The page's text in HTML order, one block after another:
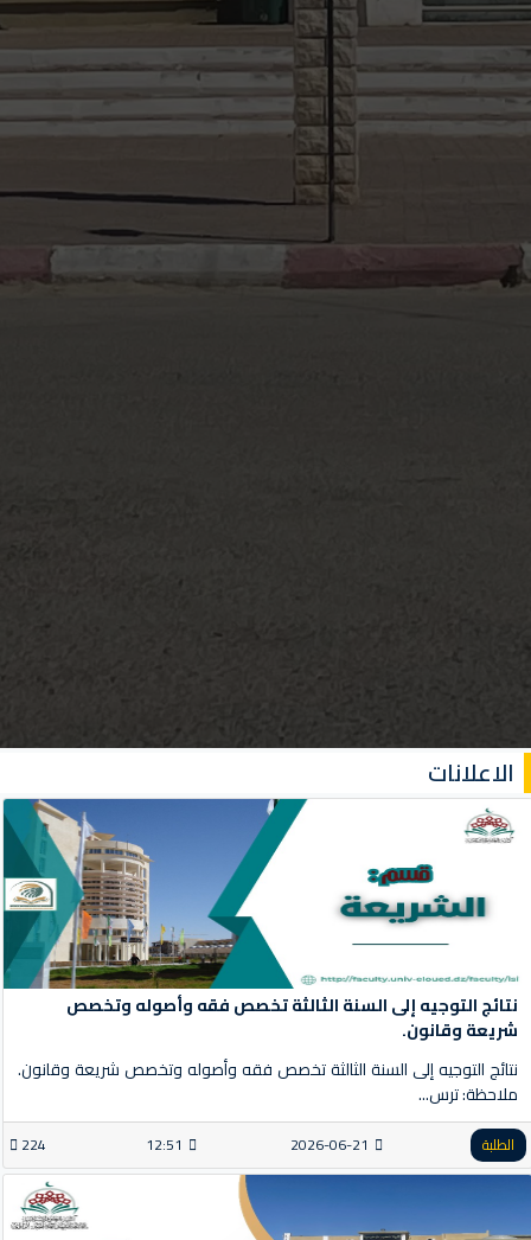
الاعلانات
نتائج التوجيه إلى السنة الثالثة تخصص فقه وأصوله وتخصص
شريعة وقانون.
نتائج التوجيه إلى السنة الثالثة تخصص فقه وأصوله وتخصص شريعة وقانون.
ملاحظة: ترس...
الطلبة 2026-06-21
12:51
224